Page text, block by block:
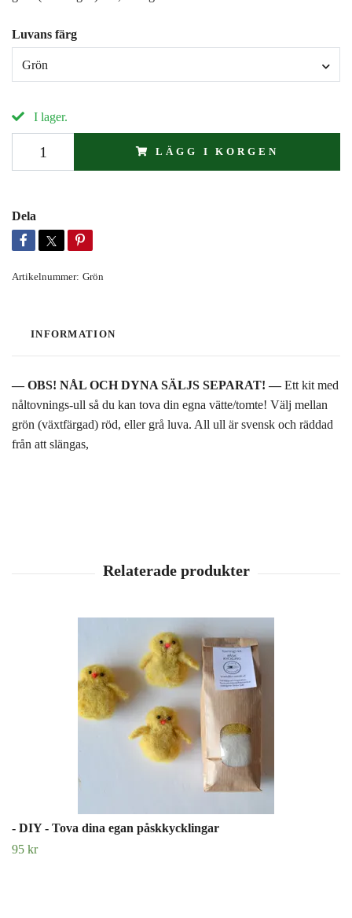
Luvans färg
Grön
I lager.
LÄGG I KORGEN
Dela
Artikelnummer: Grön
INFORMATION
— OBS! NÅL OCH DYNA SÄLJS SEPARAT! —Ett kit med
nåltovnings-ull så du kan tova din egna vätte/tomte! Välj mellan
grön (växtfärgad) röd, eller grå luva. All ull är svensk och räddad
från att slängas,
- DIY - Tova dina egan påskkycklingar
95 kr